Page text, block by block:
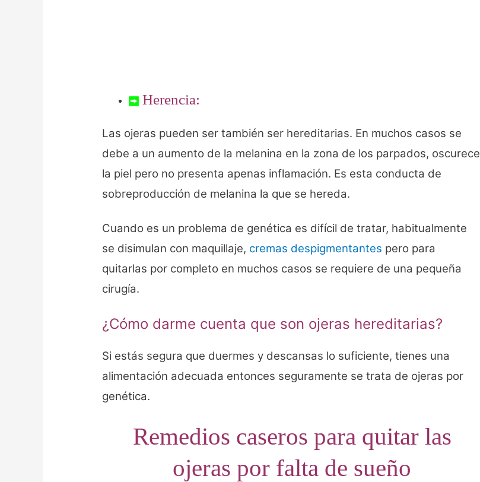
Herencia:
Las ojeras pueden ser también ser hereditarias. En muchos casos se
debe a un aumento de la melanina en la zona de los parpados, oscurece
la piel pero no presenta apenas inflamación. Es esta conducta de
sobreproducción de melanina la que se hereda.
Cuando es un problema de genética es difícil de tratar, habitualmente
se disimulan con maquillaje, cremas despigmentantes pero para
quitarlas por completo en muchos casos se requiere de una pequeña
cirugía.
¿Cómo darme cuenta que son ojeras hereditarias?
Si estás segura que duermes y descansas lo suficiente, tienes una
alimentación adecuada entonces seguramente se trata de ojeras por
genética.
Remedios caseros para quitar las
ojeras por falta de sueño